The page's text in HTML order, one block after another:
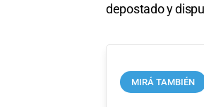
depostado y
MIRÁ TAMBIÉN